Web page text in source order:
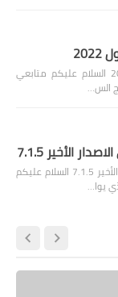
نتائج السادس ابتدائي الدور الاول 2022 السلام عليكم متابعي
الس…
الأخير 7.1.5
تحديث نسخة تطبيق فودو الى الاصدار الأخير 7.1.5 السلام عليكم
يوا…